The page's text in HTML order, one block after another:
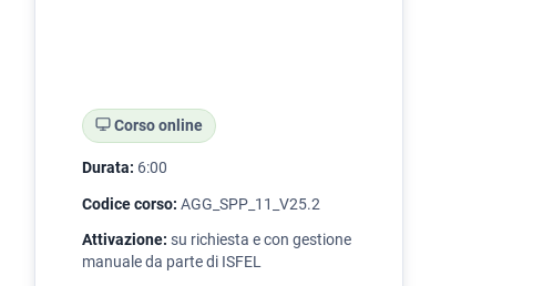
Corso online
Durata: 6:00
Codice corso: AGG_SPP_11_V25.2
Attivazione: su richiesta e con gestione
manuale da parte di ISFEL